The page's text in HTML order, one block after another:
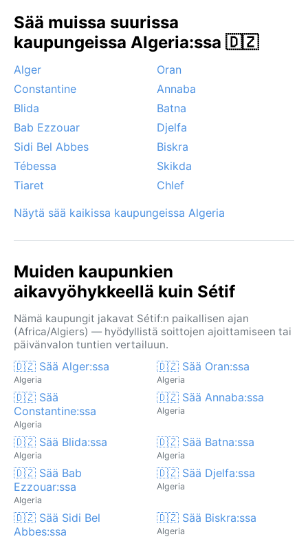
kaupungeista, jossa lumi on mahdollista. Kesäisin
sirokko-tuuli puhaltaa Saharasta, tuoden tomua ja
selkeästi korkeampia lämpötiloja muutamaksi
päiväksi. Hurrikaaneja tai monsuuneja ei esiinny.
Kaikkina vuodenaikoina aurinko paistaa runsaasti,
joten aurinkolasit ja hattu ovat hyvä hankinta.
Sää muissa suurissa
kaupungeissa Algeria:ssa 🇩🇿
Alger
Oran
Constantine
Annaba
Blida
Batna
Bab Ezzouar
Djelfa
Sidi Bel Abbes
Biskra
Tébessa
Skikda
Tiaret
Chlef
Näytä sää kaikissa kaupungeissa Algeria
Muiden kaupunkien
aikavyöhykkeellä kuin Sétif
Nämä kaupungit jakavat Sétif:n paikallisen ajan
(Africa/Algiers) — hyödyllistä soittojen ajoittamiseen tai
päivänvalon tuntien vertailuun.
🇩🇿 Sää Alger:ssa
Algeria
🇩🇿 Sää Oran:ssa
Algeria
🇩🇿 Sää
Constantine:ssa
Algeria
🇩🇿 Sää Annaba:ssa
Algeria
🇩🇿 Sää Blida:ssa
Algeria
🇩🇿 Sää Batna:ssa
Algeria
🇩🇿 Sää Bab
Ezzouar:ssa
Algeria
🇩🇿 Sää Djelfa:ssa
Algeria
🇩🇿 Sää Sidi Bel
Abbes:ssa
🇩🇿 Sää Biskra:ssa
Algeria